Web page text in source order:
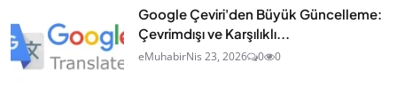
Google Çeviri'den Büyük Güncelleme:
Çevrimdışı ve Karşılıklı...
eMuhabirNis 23, 2026 0 0